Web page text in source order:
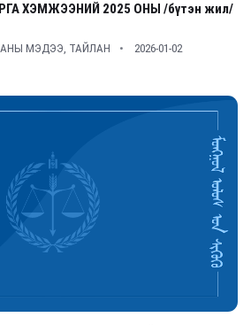
ХЭМЖЭЭНИЙ 2025 ОНЫ /бүтэн жил/
МЭДЭЭ, ТАЙЛАН 2026-01-02